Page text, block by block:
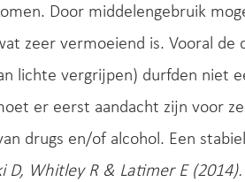
Door middelengebruik
zeer vermoeiend is. Vooral
lichte vergrijpen) durfden niet
er eerst aandacht zijn voor
drugs en/of alcohol. Een
D, Whitley R & Latimer E